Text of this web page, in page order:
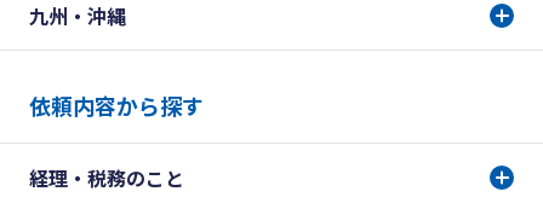
九州・沖縄
依頼内容から探す
経理・税務のこと